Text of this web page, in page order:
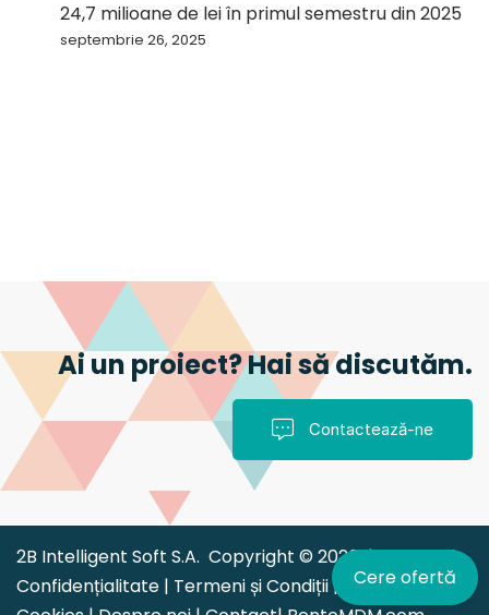
Cere ofertă
24,7 milioane de lei în primul semestru din 2025
septembrie 26, 2025
Ai un proiect? Hai să discutăm.
Contactează-ne
2B Intelligent Soft S.A. Copyright © 2026 |Politica de
Confidențialitate | Termeni și Condiții|
Politica